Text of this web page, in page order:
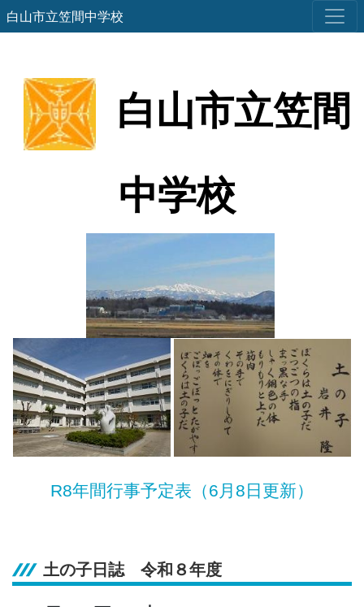
白山市立笠間中学校
白山市立笠間
中学校
R8年間行事予定表（6月8日更新）
土の子日誌 令和８年度